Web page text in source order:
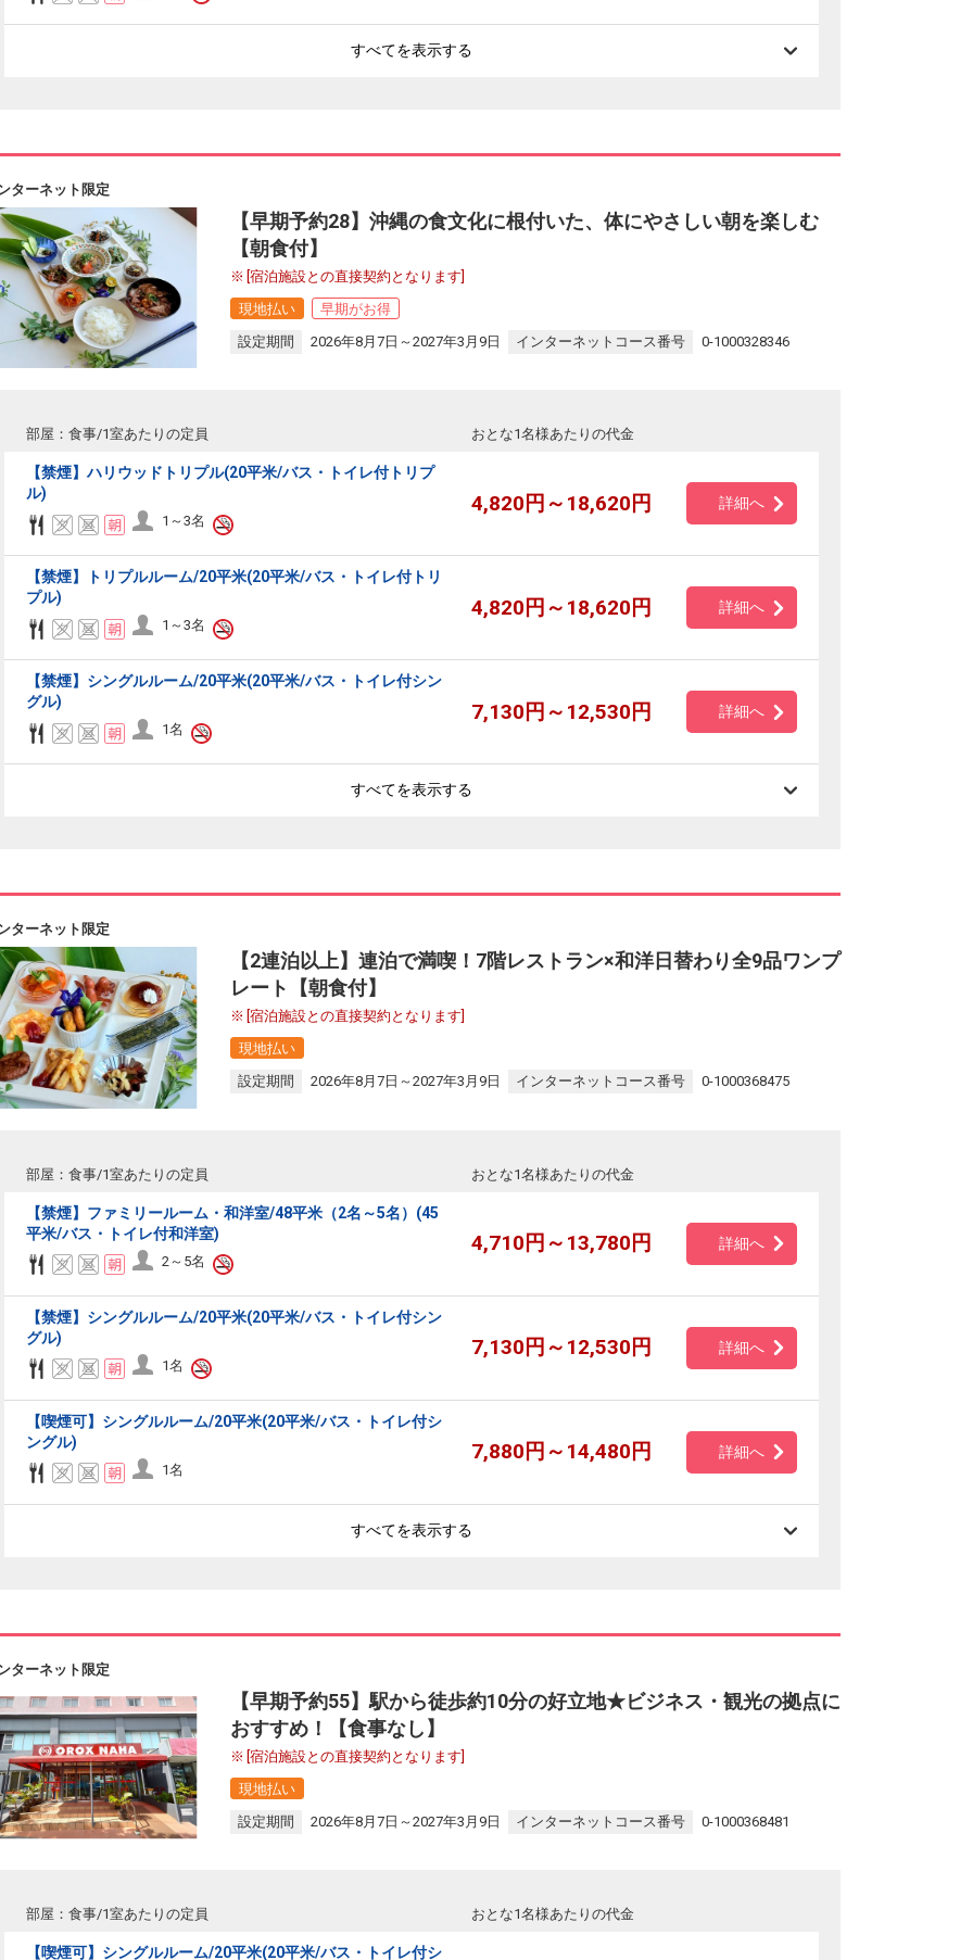
すべてを表示する
ターネット限定
【早期予約28】沖縄の食文化に根付いた、体にやさしい朝を楽しむ
【朝食付】
[宿泊施設との直接契約となります]
現地払い
早期がお得
設定期間
2026年8月7日～2027年3月9日 インターネットコース番号 0-1000328346
部屋：食事/1室あたりの定員 おとな1名様あたりの代金
【禁煙】ハリウッドトリプル(20平米/バス・トイレ付トリプ
ル)
1～3名
4,820円～18,620円 詳細へ
【禁煙】トリプルルーム/20平米(20平米/バス・トイレ付トリ
プル)
1～3名
4,820円～18,620円 詳細へ
【禁煙】シングルルーム/20平米(20平米/バス・トイレ付シン
グル)
1名
7,130円～12,530円 詳細へ
すべてを表示する
ターネット限定
【2連泊以上】連泊で満喫！7階レストラン×和洋日替わり全9品ワンプ
レート【朝食付】
[宿泊施設との直接契約となります]
現地払い
設定期間
2026年8月7日～2027年3月9日 インターネットコース番号 0-1000368475
部屋：食事/1室あたりの定員 おとな1名様あたりの代金
【禁煙】ファミリールーム・和洋室/48平米（2名～5名）(45
平米/バス・トイレ付和洋室)
2～5名
4,710円～13,780円 詳細へ
【禁煙】シングルルーム/20平米(20平米/バス・トイレ付シン
グル)
1名
7,130円～12,530円 詳細へ
【喫煙可】シングルルーム/20平米(20平米/バス・トイレ付シ
ングル)
1名
7,880円～14,480円 詳細へ
すべてを表示する
ターネット限定
【早期予約55】駅から徒歩約10分の好立地★ビジネス・観光の拠点に
おすすめ！【食事なし】
[宿泊施設との直接契約となります]
現地払い
設定期間
2026年8月7日～2027年3月9日 インターネットコース番号 0-1000368481
部屋：食事/1室あたりの定員 おとな1名様あたりの代金
【喫煙可】シングルルーム/20平米(20平米/バス・トイレ付シ